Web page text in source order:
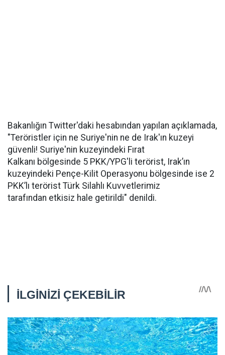
Bakanlığın Twitter'daki hesabından yapılan açıklamada,
"Teröristler için ne Suriye'nin ne de Irak'ın kuzeyi
güvenli! Suriye'nin kuzeyindeki Fırat
Kalkanı bölgesinde 5 PKK/YPG'li terörist, Irak’ın
kuzeyindeki Pençe-Kilit Operasyonu bölgesinde ise 2
PKK’lı terörist Türk Silahlı Kuvvetlerimiz
tarafından etkisiz hale getirildi" denildi.